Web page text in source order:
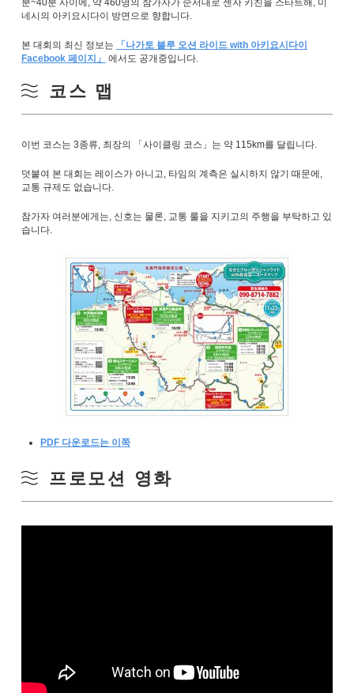
분~40분 사이에, 약 460명의 참가자가 순서대로 센자 키친을 스타트해, 미
네시의 아키요시다이 방면으로 향합니다.
본 대회의 최신 정보는
「나가토 블루 오션 라이드 with 아키요시다이
Facebook 페이지」
에서도 공개중입니다.
코스 맵
이번 코스는 3종류, 최장의 「사이클링 코스」는 약 115km를 달립니다.
덧붙여 본 대회는 레이스가 아니고, 타임의 계측은 실시하지 않기 때문에,
교통 규제도 없습니다.
참가자 여러분에게는, 신호는 물론, 교통 룰을 지키고의 주행을 부탁하고 있
습니다.
PDF 다운로드는 이쪽
프로모션 영화